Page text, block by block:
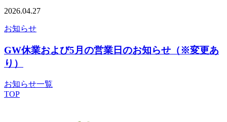
2026.04.27
お知らせ
GW休業および5月の営業日のお知らせ（※変更あ
り）
お知らせ一覧
TOP